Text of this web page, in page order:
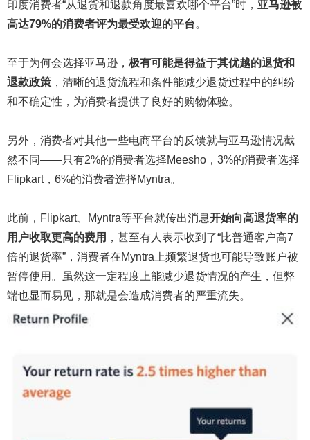
印度消费者“从退货和退款角度最喜欢哪个平台”时， 亚马逊被
高达79%的消费者评为最受欢迎的平台。
至于为何会选择亚马逊， 极有可能是得益于其优越的退货和
退款政策 ，清晰的退货流程和条件能减少退货过程中的纠纷
和不确定性，为消费者提供了良好的购物体验。
另外，消费者对其他一些电商平台的反馈就与亚马逊情况截
然不同——只有2%的消费者选择Meesho，3%的消费者选择
Flipkart，6%的消费者选择Myntra。
此前，Flipkart、Myntra等平台就传出消息开始向高退货率的
用户收取更高的费用 ，甚至有人表示收到了“比普通客户高7
倍的退货率”，消费者在Myntra上频繁退货也可能导致账户被
暂停使用。虽然这一定程度上能减少退货情况的产生，但弊
端也显而易见，那就是会造成消费者的严重流失。